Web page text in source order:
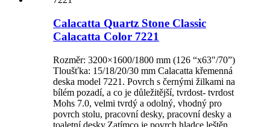
Calacatta Quartz Stone Classic
Calacatta Color 7221
Rozměr: 3200×1600/1800 mm (126 “x63″/70”)
Tloušťka: 15/18/20/30 mm Calacatta křemenná
deska model 7221. Povrch s černými žilkami na
bílém pozadí, a co je důležitější, tvrdost- tvrdost
Mohs 7.0, velmi tvrdý a odolný, vhodný pro
povrch stolu, pracovní desky, pracovní desky a
toaletní desky.Zatímco je povrch hladce leštěn